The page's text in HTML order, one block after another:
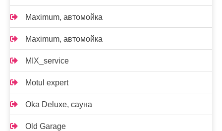
Maximum, автомойка
Maximum, автомойка
MIX_service
Motul expert
Oka Deluxe, сауна
Old Garage